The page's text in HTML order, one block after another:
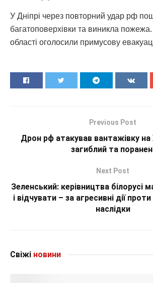
У Дніпрі через повторний удар рф
багатоповерхівки та виникла
області оголосили примусову
Previous Post
Дрон рф атакував вантажівку на
загиблий та
Next Post
Зеленський: керівництва білорусі
і відчувати – за агресивні дії
наслідки
Свіжі новини